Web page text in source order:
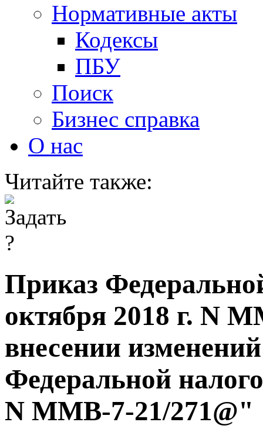
Нормативные акты
Кодексы
ПБУ
Поиск
Бизнес справка
О нас
Читайте также:
Приказ
октября 2018 г. N
внесении
Федеральной
N ММВ-7-21/271@"